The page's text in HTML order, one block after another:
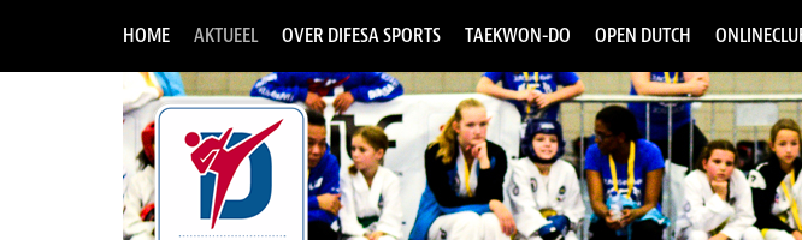
HOME AKTUEEL OVER DIFESA SPORTS TAEKWON-DO OPEN DUTCH